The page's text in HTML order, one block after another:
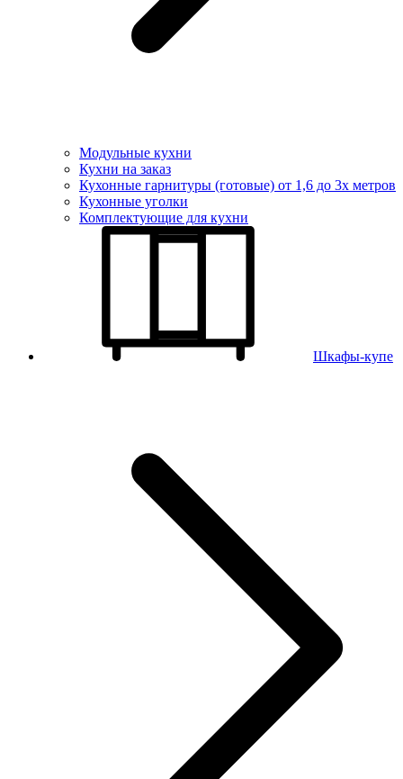
Модульные кухни
Кухни на заказ
Кухонные гарнитуры (готовые) от 1,6 до 3х метров
Кухонные уголки
Комплектующие для кухни
Шкафы-купе